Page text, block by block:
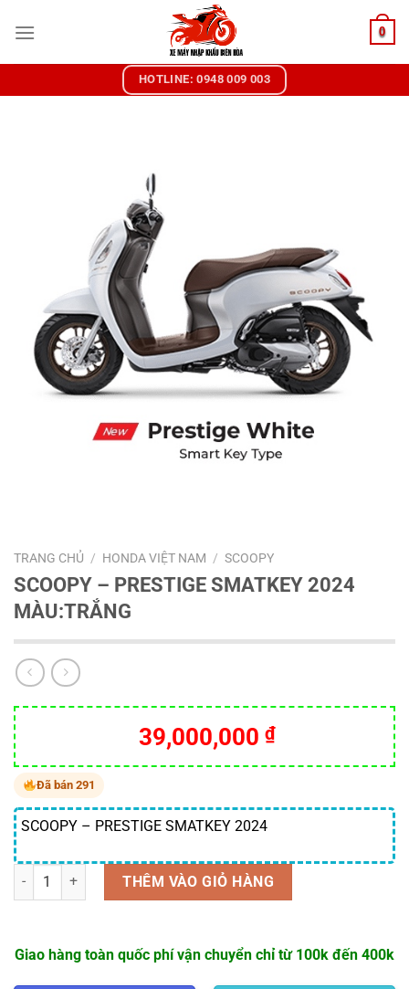
đến
0
HOTLINE: 0948 009 003
TRANG CHỦ / HONDA VIỆT NAM / SCOOPY
SCOOPY – PRESTIGE SMATKEY 2024
MÀU:TRẮNG
39,000,000 ₫
Đã bán 291
SCOOPY – PRESTIGE SMATKEY 2024
Số lượng THÊM VÀO GIỎ HÀNG
Giao hàng toàn quốc phí vận chuyển chỉ từ 100k đến 400k